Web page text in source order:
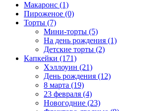
Макаронс (1)
Пироженое (0)
Торты (7)
Мини-торты (5)
На день рождения (1)
Детские торты (2)
Капкейки (171)
Хэллоуин (21)
День рождения (12)
8 марта (19)
23 февраля (4)
Новогодние (23)